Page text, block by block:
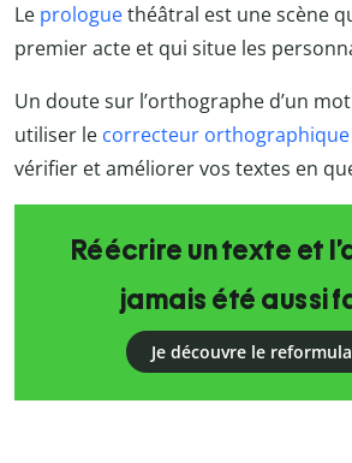
Le prologuethéâtral est une scène
premier acte et qui situe les
Un doute sur l’orthographe d’un mot
utiliser le correcteur orthographique
vérifier et améliorer vos textes en
Réécrire un texte et
jamais été aussi
Je découvre le